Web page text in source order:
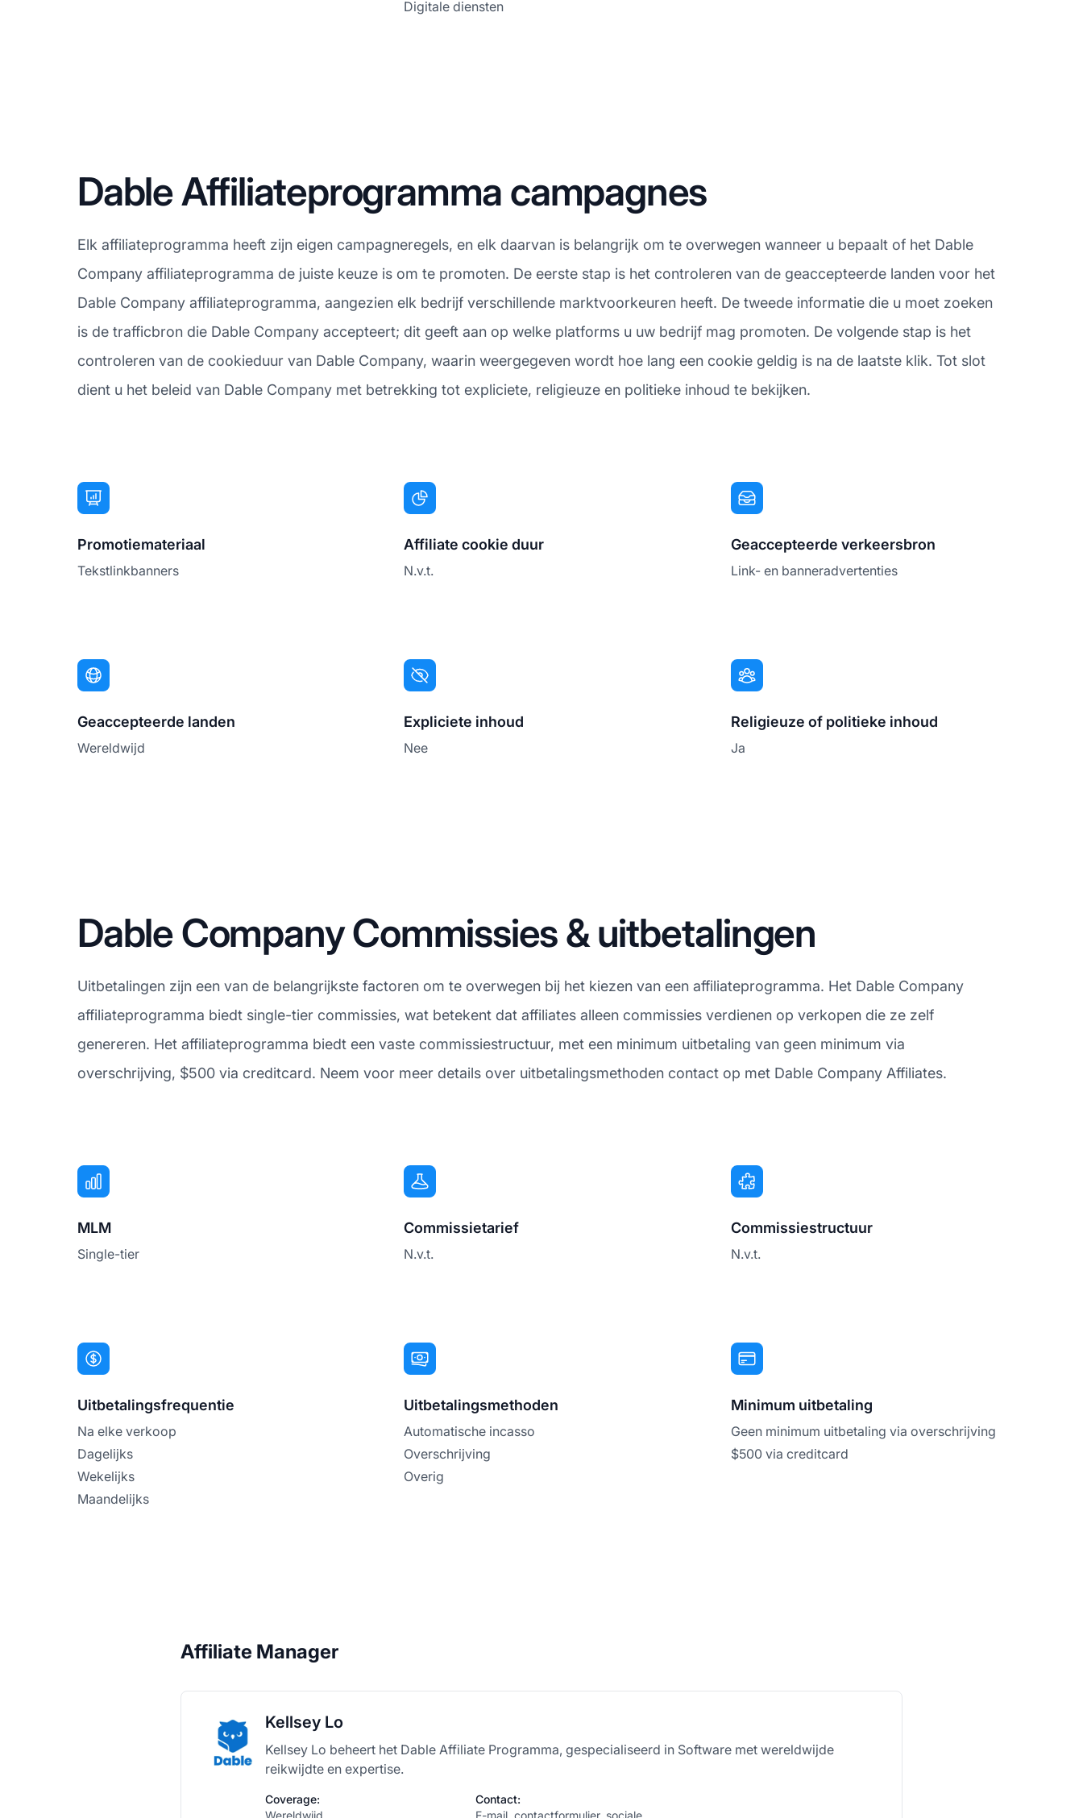
Digitale diensten
Dable Affiliateprogramma campagnes
Elk affiliateprogramma heeft zijn eigen campagneregels, en elk daarvan is belangrijk om te overwegen wanneer u bepaalt of het Dable
Company affiliateprogramma de juiste keuze is om te promoten. De eerste stap is het controleren van de geaccepteerde landen voor het
Dable Company affiliateprogramma, aangezien elk bedrijf verschillende marktvoorkeuren heeft. De tweede informatie die u moet zoeken
is de trafficbron die Dable Company accepteert; dit geeft aan op welke platforms u uw bedrijf mag promoten. De volgende stap is het
controleren van de cookieduur van Dable Company, waarin weergegeven wordt hoe lang een cookie geldig is na de laatste klik. Tot slot
dient u het beleid van Dable Company met betrekking tot expliciete, religieuze en politieke inhoud te bekijken.
Promotiemateriaal
Tekstlinkbanners
Affiliate cookie duur
N.v.t.
Geaccepteerde verkeersbron
Link- en banneradvertenties
Geaccepteerde landen
Wereldwijd
Expliciete inhoud
Nee
Religieuze of politieke inhoud
Ja
Dable Company Commissies & uitbetalingen
Uitbetalingen zijn een van de belangrijkste factoren om te overwegen bij het kiezen van een affiliateprogramma. Het Dable Company
affiliateprogramma biedt single-tier commissies, wat betekent dat affiliates alleen commissies verdienen op verkopen die ze zelf
genereren. Het affiliateprogramma biedt een vaste commissiestructuur, met een minimum uitbetaling van geen minimum via
overschrijving, $500 via creditcard. Neem voor meer details over uitbetalingsmethoden contact op met Dable Company Affiliates.
MLM
Single-tier
Commissietarief
N.v.t.
Commissiestructuur
N.v.t.
Uitbetalingsfrequentie
Na elke verkoop
Dagelijks
Wekelijks
Maandelijks
Uitbetalingsmethoden
Automatische incasso
Overschrijving
Overig
Minimum uitbetaling
Geen minimum uitbetaling via overschrijving
$500 via creditcard
Affiliate Manager
Kellsey Lo
Kellsey Lo beheert het Dable Affiliate Programma, gespecialiseerd in Software met wereldwijde
reikwijdte en expertise.
Coverage:
Contact: